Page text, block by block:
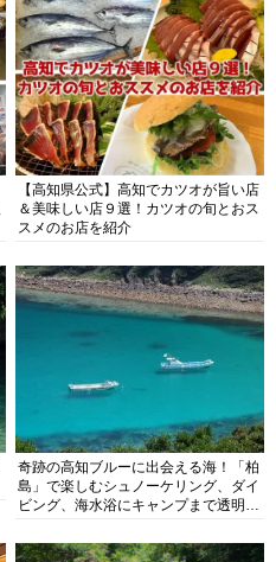
【高知県公式】高知でカツオが旨い店
＆美味しい店９選！カツオの旬とおス
スメのお店を紹介
奇跡の高知ブルーに出会える海！「柏
島」で楽しむシュノーケリング、ダイ
ビング、海水浴にキャンプまで透明度